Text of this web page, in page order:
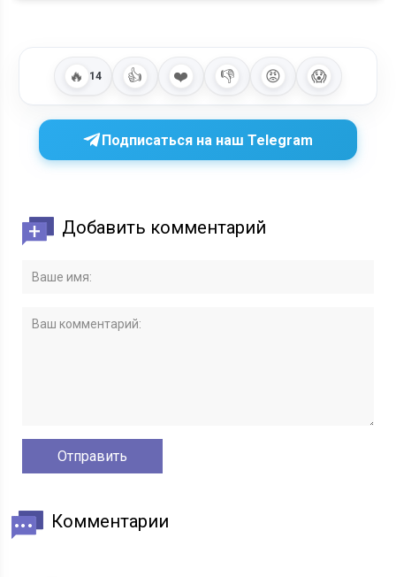
🔥 14 👍 ❤️ 👎 😡 😱
Подписаться на наш Telegram
Добавить комментарий
Комментарии